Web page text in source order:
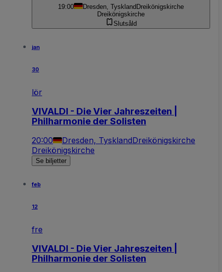
19:00 Dresden, Tyskland Dreikönigskirche
Dreikönigskirche
Slutsåld
jan
30
lör
VIVALDI - Die Vier Jahreszeiten |
Philharmonie der Solisten
20:00 Dresden, TysklandDreikönigskirche
Dreikönigskirche
Se biljetter
feb
12
fre
VIVALDI - Die Vier Jahreszeiten |
Philharmonie der Solisten